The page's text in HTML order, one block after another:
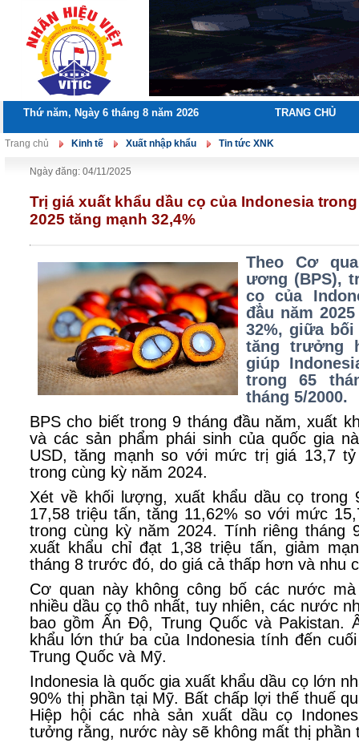
Thứ năm, Ngày 6 tháng 8 năm 2026 TRANG CHỦ
Trang chủ Kinh tế Xuất nhập khẩu Tin tức XNK
Ngày đăng: 04/11/2025
Trị giá xuất khẩu dầu cọ của Indonesia
2025 tăng mạnh 32,4%
Theo Cơ
ương (BPS),
cọ của
đầu năm
32%, giữa
tăng trưởng
giúp
trong 65
tháng 5/2000.
BPS cho biết trong 9 tháng đầu năm, xuất
và các sản phẩm phái sinh của quốc gia
USD, tăng mạnh so với mức trị giá 13,7
trong cùng kỳ năm 2024.
Xét về khối lượng, xuất khẩu dầu cọ trong
17,58 triệu tấn, tăng 11,62% so với mức
trong cùng kỳ năm 2024. Tính riêng tháng
xuất khẩu chỉ đạt 1,38 triệu tấn, giảm
tháng 8 trước đó, do giá cả thấp hơn và nhu
Cơ quan này không công bố các nước mà
nhiều dầu cọ thô nhất, tuy nhiên, các nước
bao gồm Ấn Độ, Trung Quốc và Pakistan.
khẩu lớn thứ ba của Indonesia tính đến
Trung Quốc và Mỹ.
Indonesia là quốc gia xuất khẩu dầu cọ lớn
90% thị phần tại Mỹ. Bất chấp lợi thế thuế
Hiệp hội các nhà sản xuất dầu cọ
tưởng rằng, nước này sẽ không mất thị phần